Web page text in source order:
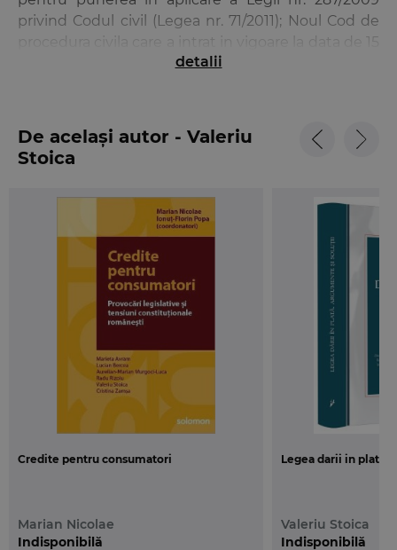
privind Codul civil (Legea nr. 71/2011); Noul Cod de
procedura civila care a intrat in vigoare la data de 15
februarie 2013, in forma republicata; O.U.G. nr.
precum si Legea nr. 60/2012 pentru aprobarea
O.U.G. nr. 79/2011.
In mod firesc, tratarea are ca obiect predilect
Cod civil, in timp ce dispozitiile cuprinse in Codul
civil din 1864 sunt, de regula, doar evocate. Numai
in cazurile in care reglementarile vechi au sanse sa
se aplice in continuare, o perioada de timp mai
mica sau mai mare, tinand seama de jocul
normelor tranzitorii, li s-a acordat si lor o atentie
Corelatiile cu legea procesual civila, dar si
prezentarea situatiilor tranzitorii permit formarea
unei viziuni complexe, vizand interpretarea
prezinte o maxima utilitate pentru orientarea
jurisprudential.
detalii
De același autor - Valeriu
Stoica
Credite pentru consumatori
Marian Nicolae
Indisponibilă
Legea darii in plata
Valeriu Stoica
Indisponibilă